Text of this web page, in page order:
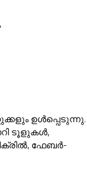
ഉൾപ്പെടുന്നു.
ടൂളുകൾ,
ഫേബർ-